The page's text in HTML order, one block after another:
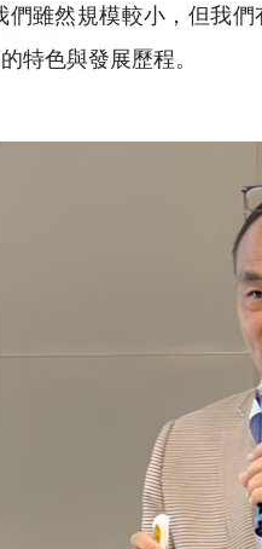
們雖然規模較小，但我
特色與發展歷程。